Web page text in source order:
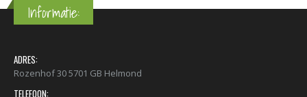
Informatie:
ADRES:
Rozenhof 30 5701 GB Helmond
TELEFOON: